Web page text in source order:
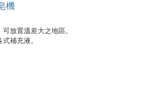
機
放置溫差大之地區。
補充液。